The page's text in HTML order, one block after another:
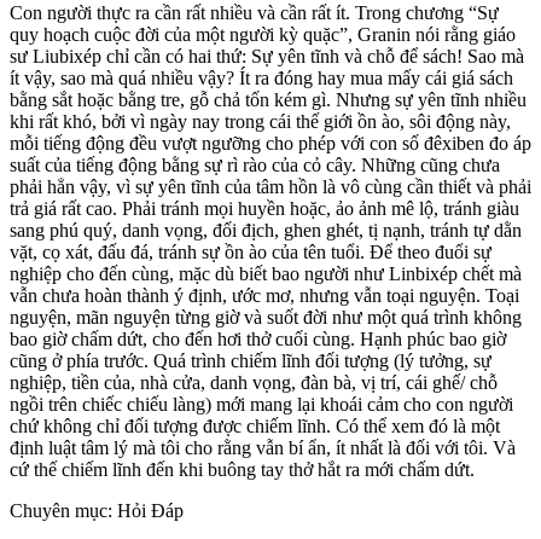
Con người thực ra cần rất nhiều và cần rất ít. Trong chương “Sự
quy hoạch cuộc đời của một người kỳ quặc”, Granin nói rằng giáo
sư Liubixép chỉ cần có hai thứ: Sự yên tĩnh và chỗ để sách! Sao mà
ít vậy, sao mà quá nhiều vậy? Ít ra đóng hay mua mấy cái giá sách
bằng sắt hoặc bằng tre, gỗ chả tốn kém gì. Nhưng sự yên tĩnh nhiều
khi rất khó, bởi vì ngày nay trong cái thế giới ồn ào, sôi động này,
mỗi tiếng động đều vượt ngưỡng cho phép với con số đêxiben đo áp
suất của tiếng động bằng sự rì rào của cỏ cây. Những cũng chưa
phải hẳn vậy, vì sự yên tĩnh của tâm hồn là vô cùng cần thiết và phải
trả giá rất cao. Phải tránh mọi huyền hoặc, ảo ảnh mê lộ, tránh giàu
sang phú quý, danh vọng, đối địch, ghen ghét, tị nạnh, tránh tự dằn
vặt, cọ xát, đấu đá, tránh sự ồn ào của tên tuổi. Để theo đuổi sự
nghiệp cho đến cùng, mặc dù biết bao người như Linbixép chết mà
vẫn chưa hoàn thành ý định, ước mơ, nhưng vẫn toại nguyện. Toại
nguyện, mãn nguyện từng giờ và suốt đời như một quá trình không
bao giờ chấm dứt, cho đến hơi thở cuối cùng. Hạnh phúc bao giờ
cũng ở phía trước. Quá trình chiếm lĩnh đối tượng (lý tưởng, sự
nghiệp, tiền của, nhà cửa, danh vọng, đàn bà, vị trí, cái ghế/ chỗ
ngồi trên chiếc chiếu làng) mới mang lại khoái cảm cho con người
chứ không chỉ đối tượng được chiếm lĩnh. Có thể xem đó là một
định luật tâm lý mà tôi cho rằng vẫn bí ẩn, ít nhất là đối với tôi. Và
cứ thế chiếm lĩnh đến khi buông tay thở hắt ra mới chấm dứt.
Chuyên mục: Hỏi Đáp